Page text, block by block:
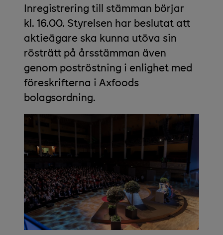
Inregistrering till stämman börjar
kl. 16.00. Styrelsen har beslutat att
aktieägare ska kunna utöva sin
rösträtt på årsstämman även
genom poströstning i enlighet med
föreskrifterna i Axfoods
bolagsordning.